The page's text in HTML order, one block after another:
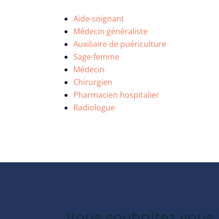
Aide-soignant
Médecin généraliste
Auxiliaire de puériculture
Sage-femme
Médecin
Chirurgien
Pharmacien hospitalier
Radiologue